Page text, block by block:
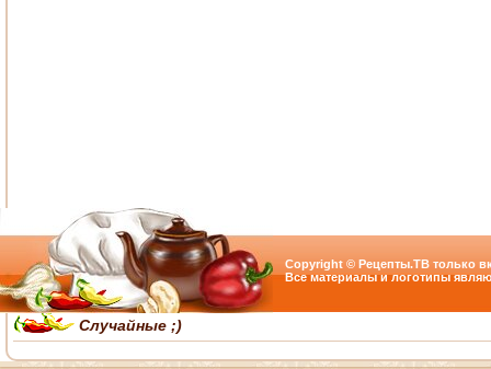
Случайные ;)
Copyright © Рецепты.ТВ только
Все материалы и логотипы